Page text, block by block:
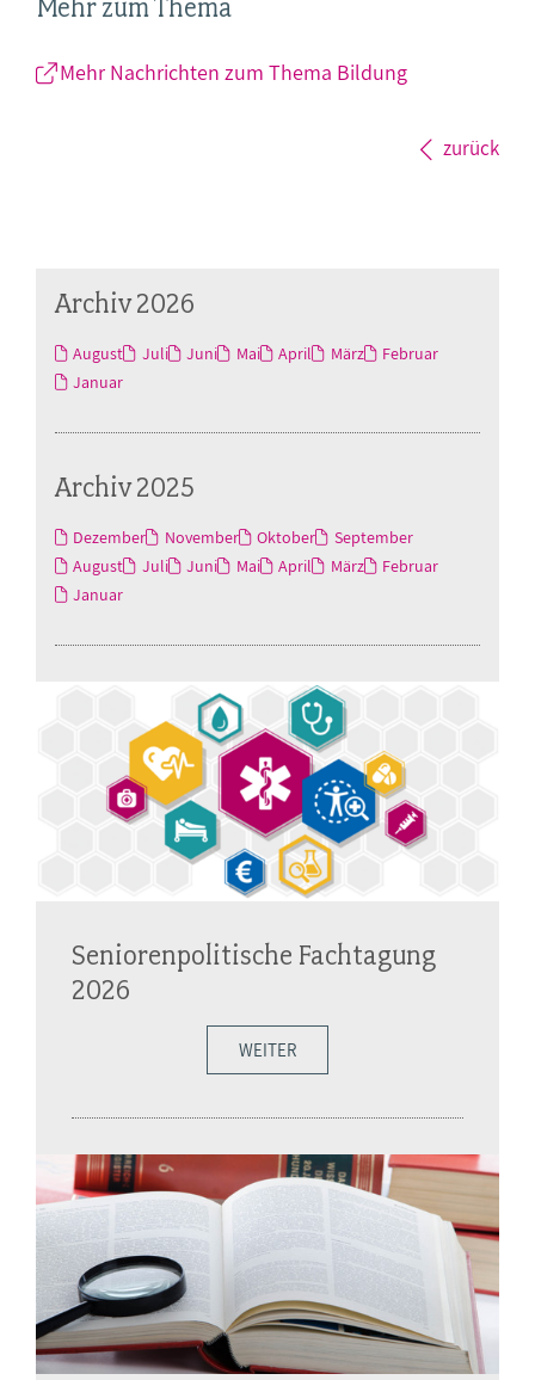
Mehr zum Thema
Mehr Nachrichten zum Thema Bildung
zurück
Archiv 2026
August Juli Juni Mai April März
Februar
Januar
Archiv 2025
Dezember November Oktober
September
August
Juli Juni Mai April März
Februar
Januar
Seniorenpolitische Fachtagung
2026
WEITER